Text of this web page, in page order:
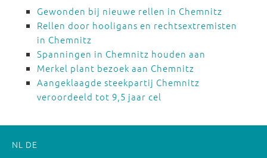
Gewonden bij nieuwe rellen in Chemnitz
Rellen door hooligans en rechtsextremisten
in Chemnitz
Spanningen in Chemnitz houden aan
Merkel plant bezoek aan Chemnitz
Aangeklaagde steekpartij Chemnitz
veroordeeld tot 9,5 jaar cel
NL DE